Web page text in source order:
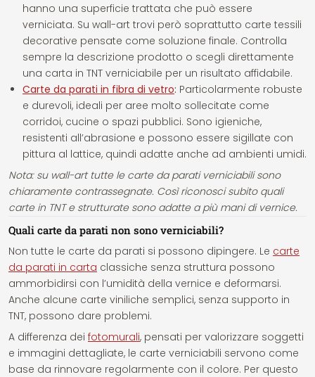
hanno una superficie trattata che può essere
verniciata. Su wall-art trovi però soprattutto carte tessili
decorative pensate come soluzione finale. Controlla
sempre la descrizione prodotto o scegli direttamente
una carta in TNT verniciabile per un risultato affidabile.
Carte da parati in fibra di vetro: Particolarmente robuste
e durevoli, ideali per aree molto sollecitate come
corridoi, cucine o spazi pubblici. Sono igieniche,
resistenti all’abrasione e possono essere sigillate con
pittura al lattice, quindi adatte anche ad ambienti umidi.
Nota: su wall-art tutte le carte da parati verniciabili sono
chiaramente contrassegnate. Così riconosci subito quali
carte in TNT e strutturate sono adatte a più mani di vernice.
Quali carte da parati non sono verniciabili?
Non tutte le carte da parati si possono dipingere. Le carte
da parati in carta classiche senza struttura possono
ammorbidirsi con l’umidità della vernice e deformarsi.
Anche alcune carte viniliche semplici, senza supporto in
TNT, possono dare problemi.
A differenza dei fotomurali, pensati per valorizzare soggetti
e immagini dettagliate, le carte verniciabili servono come
base da rinnovare regolarmente con il colore. Per questo